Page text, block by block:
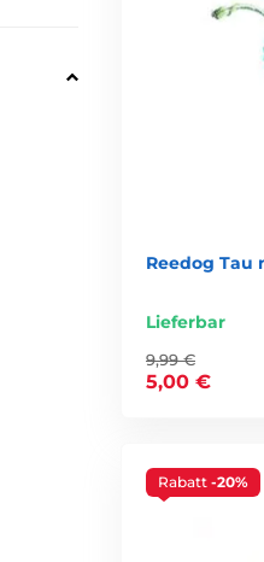
Reedog Tau
Lieferbar
9,99 €
5,00 €
Rabatt -20%